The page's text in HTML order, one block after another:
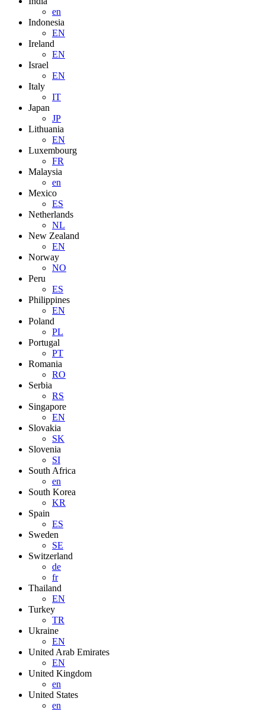
en
Indonesia
EN
Ireland
EN
Israel
EN
Italy
IT
Japan
JP
Lithuania
EN
Luxembourg
FR
Malaysia
en
Mexico
ES
Netherlands
NL
New Zealand
EN
Norway
NO
Peru
ES
Philippines
EN
Poland
PL
Portugal
PT
Romania
RO
Serbia
RS
Singapore
EN
Slovakia
SK
Slovenia
SI
South Africa
en
South Korea
KR
Spain
ES
Sweden
SE
Switzerland
de
fr
Thailand
EN
Turkey
TR
Ukraine
EN
United Arab Emirates
EN
United Kingdom
en
United States
en